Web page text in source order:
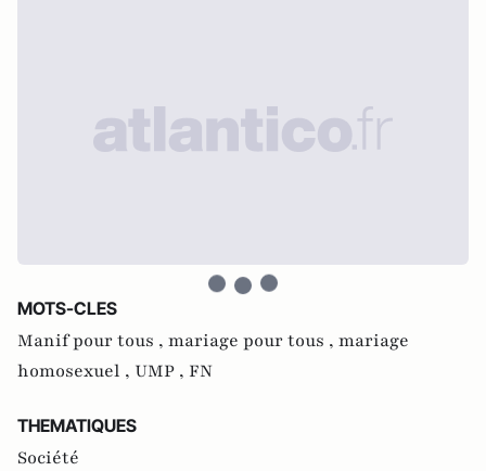
MOTS-CLES
Manif pour tous , mariage pour tous , mariage
homosexuel , UMP , FN
THEMATIQUES
Société